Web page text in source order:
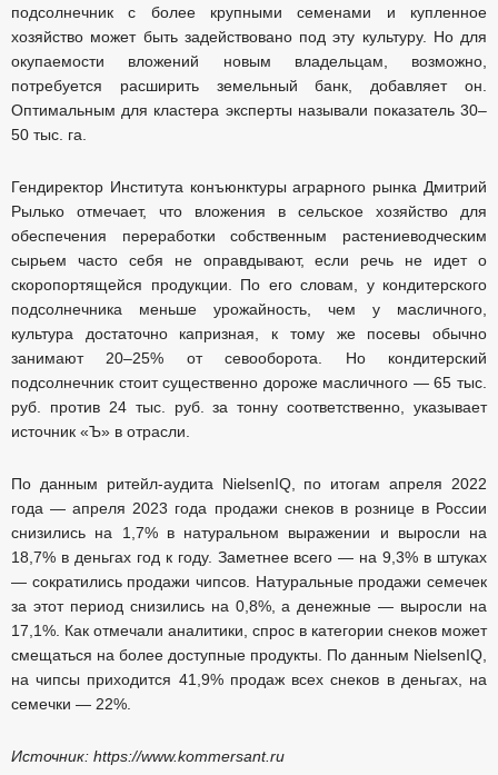
подсолнечник с более крупными семенами и купленное
хозяйство может быть задействовано под эту культуру. Но для
окупаемости вложений новым владельцам, возможно,
потребуется расширить земельный банк, добавляет он.
Оптимальным для кластера эксперты называли показатель 30–
50 тыс. га.
Гендиректор Института конъюнктуры аграрного рынка Дмитрий
Рылько отмечает, что вложения в сельское хозяйство для
обеспечения переработки собственным растениеводческим
сырьем часто себя не оправдывают, если речь не идет о
скоропортящейся продукции. По его словам, у кондитерского
подсолнечника меньше урожайность, чем у масличного,
культура достаточно капризная, к тому же посевы обычно
занимают 20–25% от севооборота. Но кондитерский
подсолнечник стоит существенно дороже масличного — 65 тыс.
руб. против 24 тыс. руб. за тонну соответственно, указывает
источник «Ъ» в отрасли.
По данным ритейл-аудита NielsenIQ, по итогам апреля 2022
года — апреля 2023 года продажи снеков в рознице в России
снизились на 1,7% в натуральном выражении и выросли на
18,7% в деньгах год к году. Заметнее всего — на 9,3% в штуках
— сократились продажи чипсов. Натуральные продажи семечек
за этот период снизились на 0,8%, а денежные — выросли на
17,1%. Как отмечали аналитики, спрос в категории снеков может
смещаться на более доступные продукты. По данным NielsenIQ,
на чипсы приходится 41,9% продаж всех снеков в деньгах, на
семечки — 22%.
Источник: https://www.kommersant.ru